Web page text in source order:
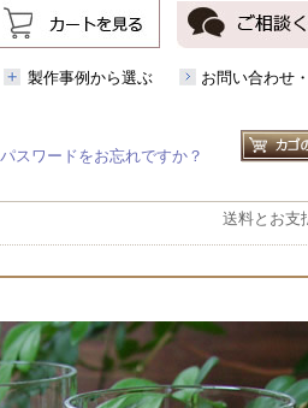
製作事例から選ぶ お問い合わせ
パスワードをお忘れですか？
送料とお支